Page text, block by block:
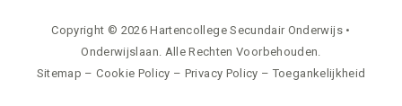
Copyright © 2026 Hartencollege Secundair Onderwijs •
Onderwijslaan. Alle Rechten Voorbehouden.
Sitemap –Cookie Policy – Privacy Policy – Toegankelijkheid